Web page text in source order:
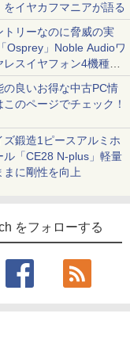
をイヤカフマニアが語る
トリーなのに脅威の実
Osprey」Noble Audioワ
レスイヤフォン4機種を
に聴く
の良いお得な中古PC情
このページでチェック！
ズ鍛造1ピースアルミホ
ル「CE28 N-plus」軽量
まに剛性を向上
をフォローする